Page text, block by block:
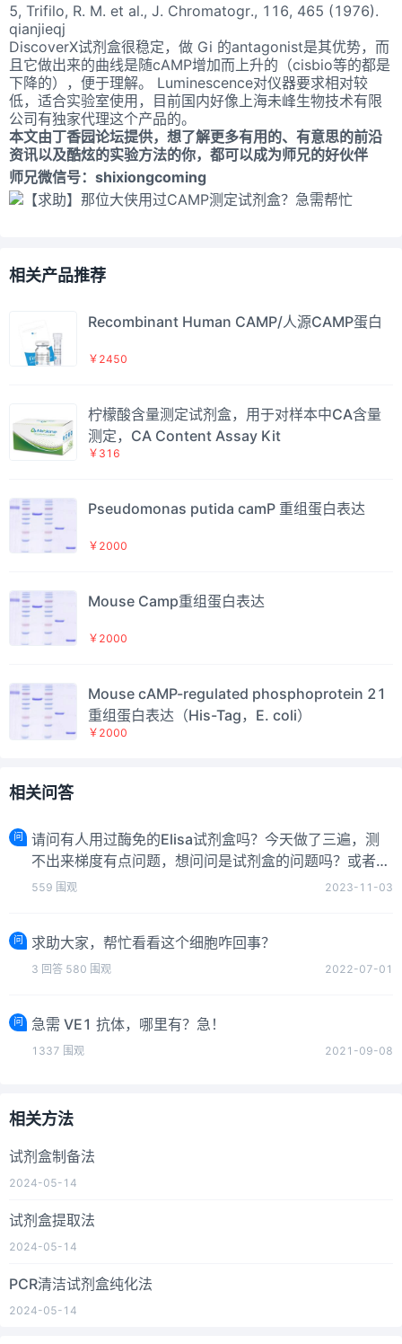
5, Trifilo, R. M. et al., J. Chromatogr., 116, 465 (1976).
qianjieqj
DiscoverX试剂盒很稳定，做 Gi 的antagonist是其优势，而
且它做出来的曲线是随cAMP增加而上升的（cisbio等的都是
下降的），便于理解。 Luminescence对仪器要求相对较
低，适合实验室使用，目前国内好像上海未峰生物技术有限
公司有独家代理这个产品的。
本文由丁香园论坛提供，想了解更多有用的、有意思的前沿
资讯以及酷炫的实验方法的你，都可以成为师兄的好伙伴
师兄微信号：shixiongcoming
相关产品推荐
Recombinant Human CAMP/人源CAMP蛋白
￥2450
柠檬酸含量测定试剂盒，用于对样本中CA含量
测定，CA Content Assay Kit
￥316
Pseudomonas putida camP 重组蛋白表达
￥2000
Mouse Camp重组蛋白表达
￥2000
Mouse cAMP-regulated phosphoprotein 21
重组蛋白表达（His-Tag，E. coli）
￥2000
相关问答
问
请问有人用过酶免的Elisa试剂盒吗？今天做了三遍，测
不出来梯度有点问题，想问问是试剂盒的问题吗？或者有
好用的试剂盒推荐吗？谢谢
559 围观 2023-11-03
问 求助大家，帮忙看看这个细胞咋回事？
3 回答 580 围观 2022-07-01
问 急需 VE1 抗体，哪里有？急！
1337 围观 2021-09-08
相关方法
试剂盒制备法
2024-05-14
试剂盒提取法
2024-05-14
PCR清洁试剂盒纯化法
2024-05-14